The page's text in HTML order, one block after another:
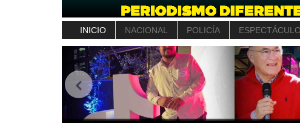
INICIO NACIONAL POLICÍA